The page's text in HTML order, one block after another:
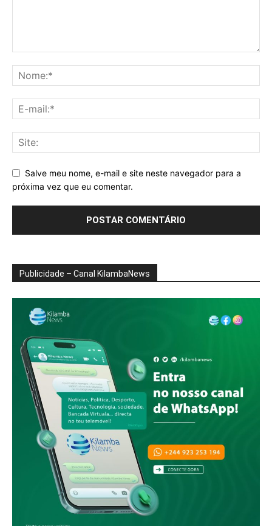
Salve meu nome, e-mail e site neste navegador para a
próxima vez que eu comentar.
Publicidade – Canal KilambaNews